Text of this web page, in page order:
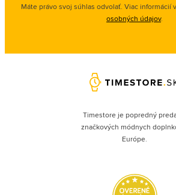
Máte právo svoj súhlas odvolať. Viac informácií v
osobných údajov.
Timestore je popredný
značkových módnych
Európe.